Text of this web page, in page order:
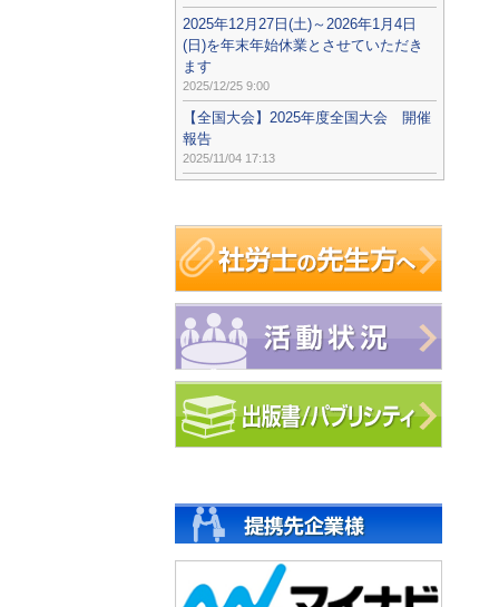
2025年12月27日(土)～2026年1月4日
(日)を年末年始休業とさせていただき
ます
2025/12/25 9:00
【全国大会】2025年度全国大会 開催
報告
2025/11/04 17:13